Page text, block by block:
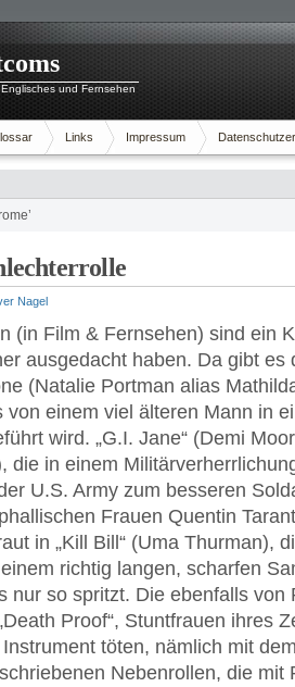
und Fernsehen
Links Impressum
Nagel
(in Film & Fernsehen) sind ein
ausgedacht haben. Da gibt es
(Natalie Portman alias
von einem viel älteren Mann in
wird. „G.I. Jane“ (Demi
die in einem
U.S. Army zum besseren
Frauen Quentin
in „Kill Bill“ (Uma Thurman),
richtig langen, scharfen
nur so spritzt. Die ebenfalls von
Proof“, Stuntfrauen ihres
töten, nämlich mit
Nebenrollen, die mit